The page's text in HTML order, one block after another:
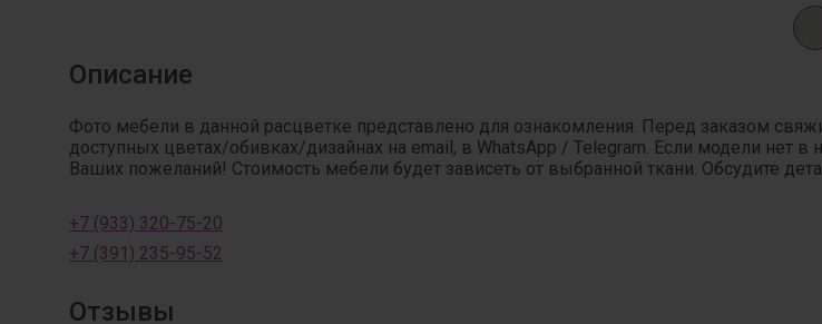
Описание
Фото мебели в данной расцветке представлено для ознакомления. Перед заказом
доступных цветах/обивках/дизайнах на email, в WhatsApp / Telegram. Если модели
Ваших пожеланий! Стоимость мебели будет зависеть от выбранной ткани. Обсудите
+7 (933) 320-75-20
+7 (391) 235-95-52
Отзывы